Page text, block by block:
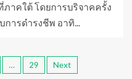
าคใต้ โดยการบริจาคครั้ง
ารดำรงชีพ อาทิ...
… 29 Next